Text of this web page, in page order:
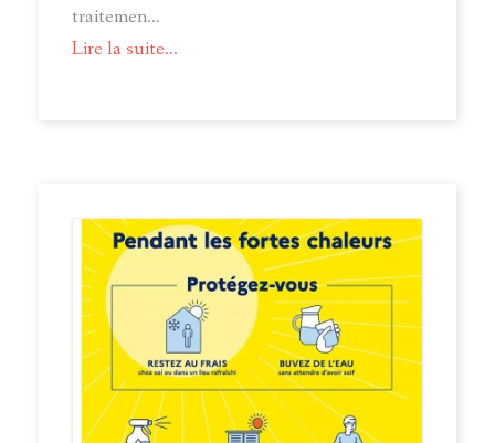
traitemen...
Lire la suite...